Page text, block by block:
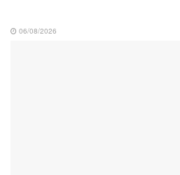
06/08/2026